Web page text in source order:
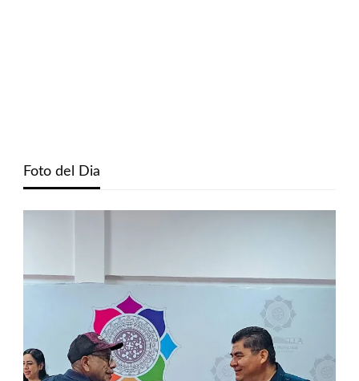
Foto del Dia